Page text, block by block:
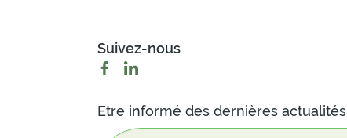
Suivez-nous
Etre informé des dernières actualités